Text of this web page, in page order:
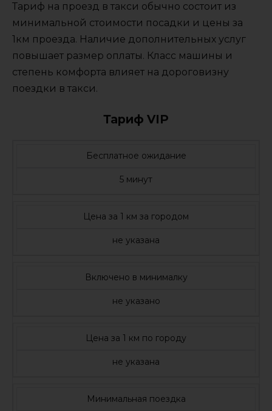
Тариф на проезд в такси обычно состоит из
минимальной стоимости посадки и цены за
1км проезда. Наличие дополнительных услуг
повышает размер оплаты. Класс машины и
степень комфорта влияет на дороговизну
поездки в такси.
Тариф VIP
Бесплатное ожидание
5 минут
Цена за 1 км за городом
не указана
Включено в минималку
не указано
Цена за 1 км по городу
не указана
Минимальная поездка